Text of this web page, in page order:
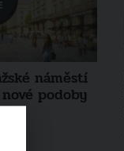
náměstí
podoby